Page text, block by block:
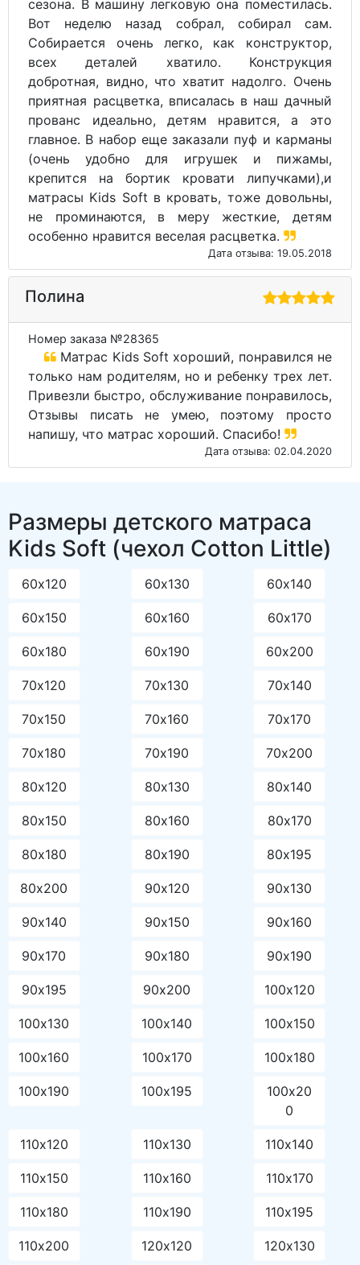
сезона. В машину легковую она поместилась.
Вот неделю назад собрал, собирал сам.
Собирается очень легко, как конструктор,
всех деталей хватило. Конструкция
добротная, видно, что хватит надолго. Очень
приятная расцветка, вписалась в наш дачный
прованс идеально, детям нравится, а это
главное. В набор еще заказали пуф и карманы
(очень удобно для игрушек и пижамы,
крепится на бортик кровати липучками),и
матрасы Kids Soft в кровать, тоже довольны,
не проминаются, в меру жесткие, детям
особенно нравится веселая расцветка.
Дата отзыва: 19.05.2018
Полина
Номер заказа №28365
Матрас Kids Soft хороший, понравился не
только нам родителям, но и ребенку трех лет.
Привезли быстро, обслуживание понравилось,
Отзывы писать не умею, поэтому просто
напишу, что матрас хороший. Спасибо!
Дата отзыва: 02.04.2020
Размеры детского матраса
Kids Soft (чехол Cotton Little)
60х120 60х130 60х140
60х150 60х160 60х170
60х180 60х190 60х200
70х120 70х130 70х140
70х150 70х160 70х170
70х180 70х190 70х200
80х120 80х130 80х140
80х150 80х160 80х170
80х180 80х190 80х195
80х200 90х120 90х130
90х140 90х150 90х160
90х170 90х180 90х190
90х195 90х200 100х120
100х130 100х140 100х150
100х160 100х170 100х180
100х190 100х195
100х20
0
110х120 110х130 110х140
110х150 110х160 110х170
110х180 110х190 110х195
110х200 120х120 120х130